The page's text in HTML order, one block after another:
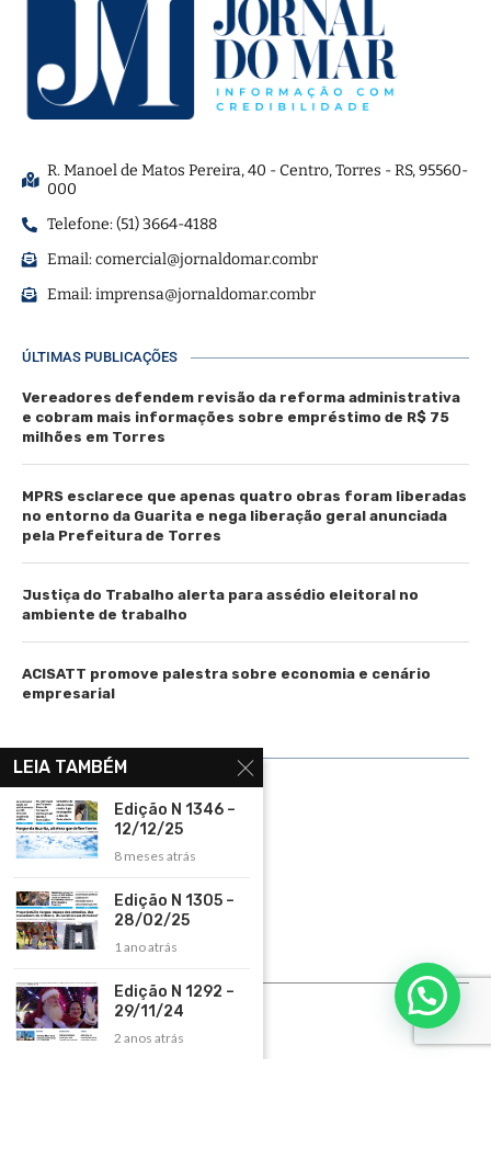
R. Manoel de Matos Pereira, 40 - Centro, Torres - RS, 95560-
000
Telefone: (51) 3664-4188
Email:comercial@jornaldomar.combr
Email:imprensa@jornaldomar.combr
ÚLTIMAS PUBLICAÇÕES
Vereadores defendem revisão da reforma administrativa
e cobram mais informações sobre empréstimo de R$ 75
milhões em Torres
MPRS esclarece que apenas quatro obras foram liberadas
no entorno da Guarita e nega liberação geral anunciada
pela Prefeitura de Torres
Justiça do Trabalho alerta para assédio eleitoral no
ambiente de trabalho
ACISATT promove palestra sobre economia e cenário
empresarial
LINKS ÚTEIS
Home
Assinar
Política de Privacidade
Rádio Maristela - Ao Vivo
ASSINE
ASSINE
LEIA TAMBÉM
Edição N 1346 –
12/12/25
8 meses atrás
Edição N 1305 –
28/02/25
1 ano atrás
Edição N 1292 –
29/11/24
2 anos atrás